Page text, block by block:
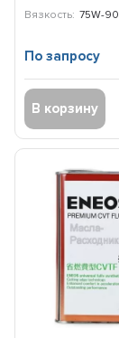
Вязкость: 75W-90
По запросу
В корзину